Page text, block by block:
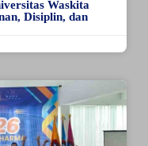
Waskita
Disiplin, dan